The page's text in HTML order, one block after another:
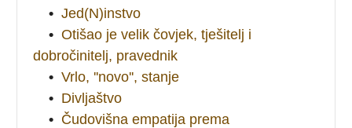
• Jed(N)instvo
• Otišao je velik čovjek, tješitelj i
dobročinitelj, pravednik
• Vrlo, ''novo'', stanje
• Divljaštvo
• Čudovišna empatija prema